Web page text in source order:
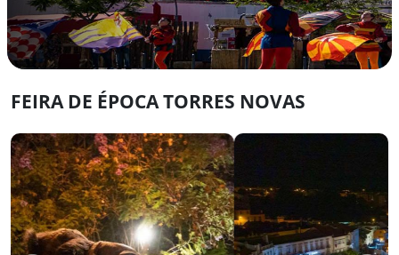
FEIRA DE ÉPOCA TORRES NOVAS